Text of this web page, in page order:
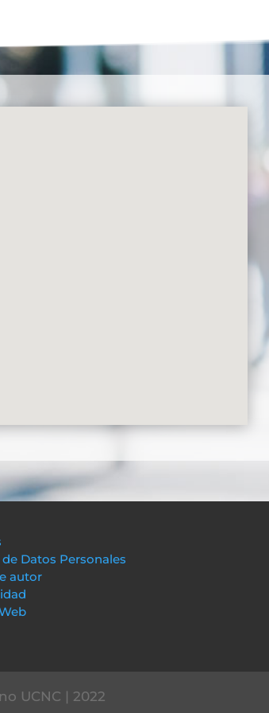
Datos Personales
autor
UCNC | 2022